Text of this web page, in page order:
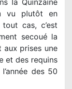
la Quinzaine
vu plutôt en
cas, c’est
secoué la
aux prises une
et des requins
des 50